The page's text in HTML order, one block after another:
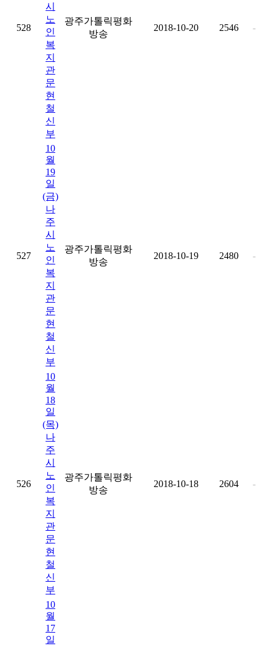
528
시
노
인
복
지
관
문
현
철
신
부
광주가톨릭평화
방송
2018-10-20 2546 -
527
10
월
19
일
(금)
나
주
시
노
인
복
지
관
문
현
철
신
부
광주가톨릭평화
방송
2018-10-19 2480 -
526
10
월
18
일
(목)
나
주
시
노
인
복
지
관
문
현
철
신
부
광주가톨릭평화
방송
2018-10-18 2604 -
10
월
17
일